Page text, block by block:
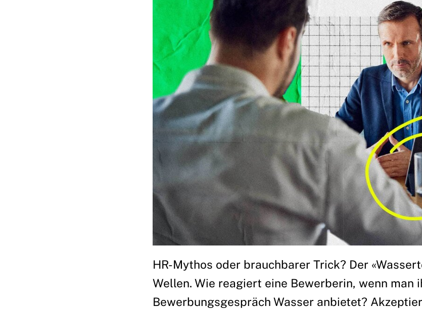
HR-Mythos oder brauchbarer Trick? Der
Wellen. Wie reagiert eine Bewerberin, wenn man
Bewerbungsgespräch Wasser anbietet?